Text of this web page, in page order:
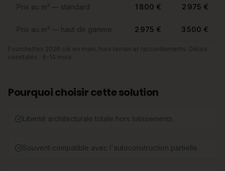
Prix au m² — standard 1 800 € 2 975 €
Prix au m² — haut de gamme 2 975 € 3 500 €
Fourchettes 2026 clé en main, hors terrain et raccordements. Délais
constatés : 6-14 mois.
Pourquoi choisir cette solution
Liberté architecturale totale hors lotissements
Souvent compatible avec l'autoconstruction partielle